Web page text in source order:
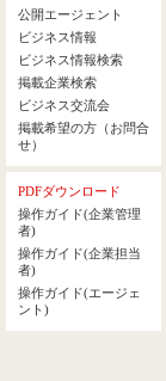
公開エージェント
ビジネス情報
ビジネス情報検索
掲載企業検索
ビジネス交流会
掲載希望の方（お問合
せ）
PDFダウンロード
操作ガイド(企業管理
者)
操作ガイド(企業担当
者)
操作ガイド(エージェ
ント)